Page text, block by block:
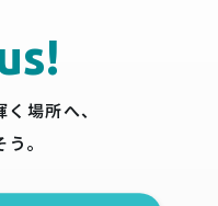
場所へ、
。